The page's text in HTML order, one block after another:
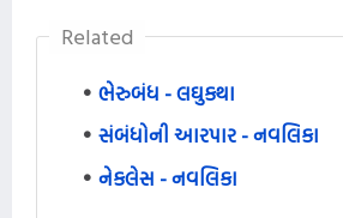
Related
ભેરુબંધ - લઘુકથા
સંબંધોની આરપાર - નવલિકા
નેકલેસ - નવલિકા